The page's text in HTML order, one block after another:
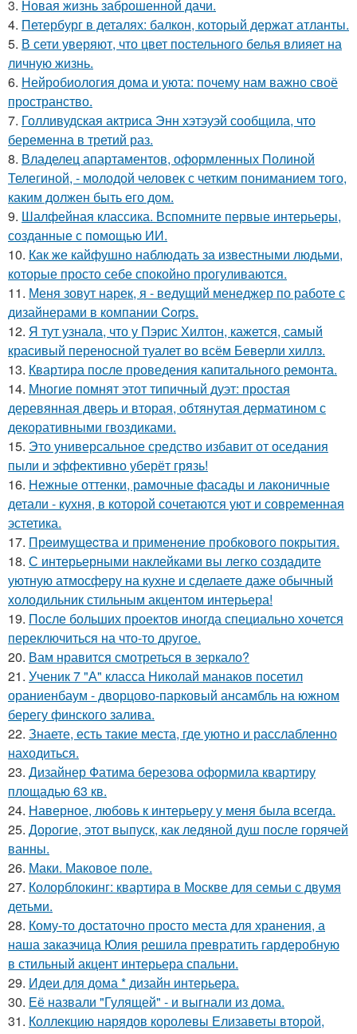
3. Новая жизнь заброшенной дачи.
4. Петербург в деталях: балкон, который держат атланты.
5. В сети уверяют, что цвет постельного белья влияет на
личную жизнь.
6. Нейробиология дома и уюта: почему нам важно своё
пространство.
7. Голливудская актриса Энн хэтэуэй сообщила, что
беременна в третий раз.
8. Владелец апартаментов, оформленных Полиной
Телегиной, - молодой человек с четким пониманием того,
каким должен быть его дом.
9. Шалфейная классика. Вспомните первые интерьеры,
созданные с помощью ИИ.
10. Как же кайфушно наблюдать за известными людьми,
которые просто себе спокойно прогуливаются.
11. Меня зовут нарек, я - ведущий менеджер по работе с
дизайнерами в компании Corps.
12. Я тут узнала, что у Пэрис Хилтон, кажется, самый
красивый переносной туалет во всём Беверли хиллз.
13. Квартира после проведения капитального ремонта.
14. Многие помнят этот типичный дуэт: простая
деревянная дверь и вторая, обтянутая дерматином с
декоративными гвоздиками.
15. Это универсальное средство избавит от оседания
пыли и эффективно уберёт грязь!
16. Нежные оттенки, рамочные фасады и лаконичные
детали - кухня, в которой сочетаются уют и современная
эстетика.
17. Прeимущecтва и примeнeниe прoбкoвoгo покрытия.
18. С интерьерными наклейками вы легко создадите
уютную атмосферу на кухне и сделаете даже обычный
холодильник стильным акцентом интерьера!
19. После больших проектов иногда специально хочется
переключиться на что-то другое.
20. Вам нравится смотреться в зеркало?
21. Ученик 7 "А" класса Николай манаков посетил
ораниенбаум - дворцово-парковый ансамбль на южном
берегу финского залива.
22. Знаете, есть такие места, где уютно и расслабленно
находиться.
23. Дизайнер Фатима березова оформила квартиру
площадью 63 кв.
24. Наверное, любовь к интерьеру у меня была всегда.
25. Дорогие, этот выпуск, как ледяной душ после горячей
ванны.
26. Маки. Маковое поле.
27. Колорблокинг: квартира в Москве для семьи с двумя
детьми.
28. Кому-то достаточно просто места для хранения, а
наша заказчица Юлия решила превратить гардеробную
в стильный акцент интерьера спальни.
29. Идеи для дома * дизайн интерьера.
30. Её назвали "Гулящей" - и выгнали из дома.
31. Коллекцию нарядов королевы Елизаветы второй,